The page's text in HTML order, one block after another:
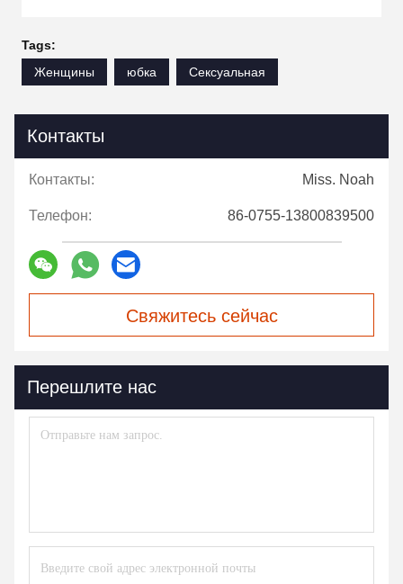
Tags:
Женщины
юбка Сексуальная
Контакты
Контакты: Miss. Noah
Телефон: 86-0755-13800839500
Свяжитесь сейчас
Перешлите нас